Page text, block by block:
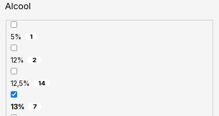
Alcool
5% 1
12% 2
12,5% 14
13% 7